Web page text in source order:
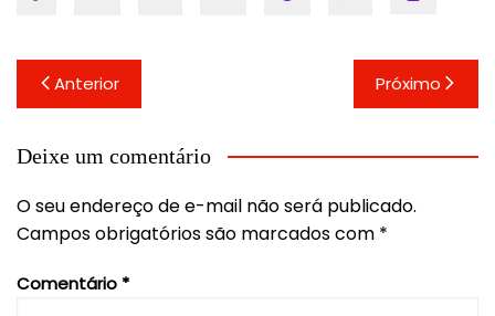
Navegação
de
Post
Anterior Próximo
Deixe um comentário
O seu endereço de e-mail não será publicado.
Campos obrigatórios são marcados com *
Comentário *